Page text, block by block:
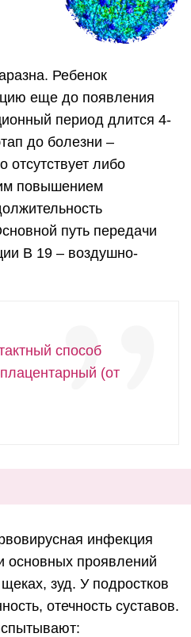
Ребенок
еще до появления
период длится 4-
до болезни –
отсутствует либо
повышением
путь передачи
В 19 – воздушно-
способ
(от
инфекция
основных проявлений
зуд. У подростков
отечность суставов.